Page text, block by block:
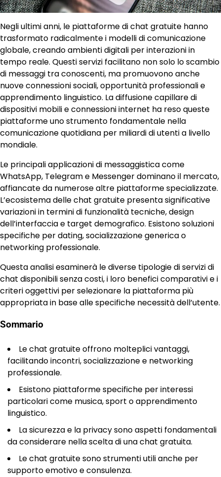
Negli ultimi anni, le piattaforme di chat gratuite hanno
trasformato radicalmente i modelli di comunicazione
globale, creando ambienti digitali per interazioni in
tempo reale. Questi servizi facilitano non solo lo scambio
di messaggi tra conoscenti, ma promuovono anche
nuove connessioni sociali, opportunità professionali e
apprendimento linguistico. La diffusione capillare di
dispositivi mobili e connessioni internet ha reso queste
piattaforme uno strumento fondamentale nella
comunicazione quotidiana per miliardi di utenti a livello
mondiale.
Le principali applicazioni di messaggistica come
WhatsApp, Telegram e Messenger dominano il mercato,
affiancate da numerose altre piattaforme specializzate.
L’ecosistema delle chat gratuite presenta significative
variazioni in termini di funzionalità tecniche, design
dell’interfaccia e target demografico. Esistono soluzioni
specifiche per dating, socializzazione generica o
networking professionale.
Questa analisi esaminerà le diverse tipologie di servizi di
chat disponibili senza costi, i loro benefici comparativi e i
criteri oggettivi per selezionare la piattaforma più
appropriata in base alle specifiche necessità dell’utente.
Sommario
Le chat gratuite offrono molteplici vantaggi,
facilitando incontri, socializzazione e networking
professionale.
Esistono piattaforme specifiche per interessi
particolari come musica, sport o apprendimento
linguistico.
La sicurezza e la privacy sono aspetti fondamentali
da considerare nella scelta di una chat gratuita.
Le chat gratuite sono strumenti utili anche per
supporto emotivo e consulenza.